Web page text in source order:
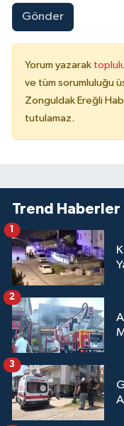
Gönder
Yorum yazarak
ve tüm sorumluluğu
Zonguldak Ereğli
tutulamaz.
Trend Haberler
1
2
3